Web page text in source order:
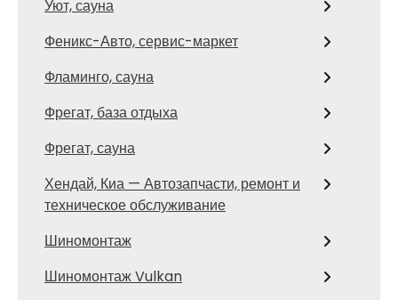
Уют, сауна
Феникс-Авто, сервис-маркет
Фламинго, сауна
Фрегат, база отдыха
Фрегат, сауна
Хендай, Киа — Автозапчасти, ремонт и
техническое обслуживание
Шиномонтаж
Шиномонтаж Vulkan